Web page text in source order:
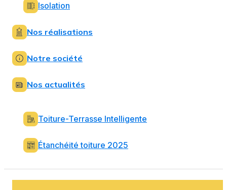
Isolation
Nos réalisations
Notre société
Nos actualités
Toiture-Terrasse Intelligente
Étanchéité toiture 2025